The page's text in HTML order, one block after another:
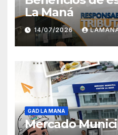
La Maná
14/07/2026
GAD LA MANA
Mercado